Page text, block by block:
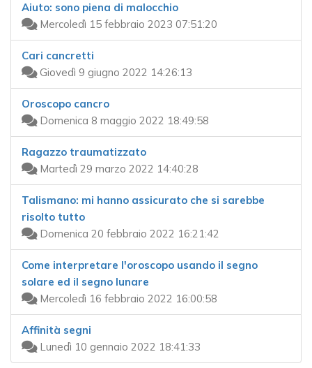
Aiuto: sono piena di malocchio
Mercoledì 15 febbraio 2023 07:51:20
Cari cancretti
Giovedì 9 giugno 2022 14:26:13
Oroscopo cancro
Domenica 8 maggio 2022 18:49:58
Ragazzo traumatizzato
Martedì 29 marzo 2022 14:40:28
Talismano: mi hanno assicurato che si sarebbe
risolto tutto
Domenica 20 febbraio 2022 16:21:42
Come interpretare l'oroscopo usando il segno
solare ed il segno lunare
Mercoledì 16 febbraio 2022 16:00:58
Affinità segni
Lunedì 10 gennaio 2022 18:41:33